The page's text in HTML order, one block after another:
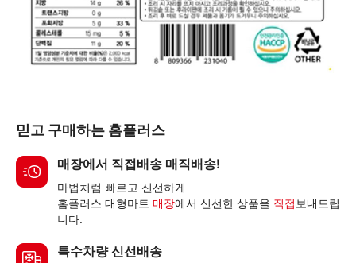
믿고 구매하는 홈플러스
매장에서 직접배송 매직배송!
마법처럼 빠르고 신선하게
홈플러스 대형마트 매장에서 신선한 상품을 직접 보내드립
니다.
특수차량 신선배송